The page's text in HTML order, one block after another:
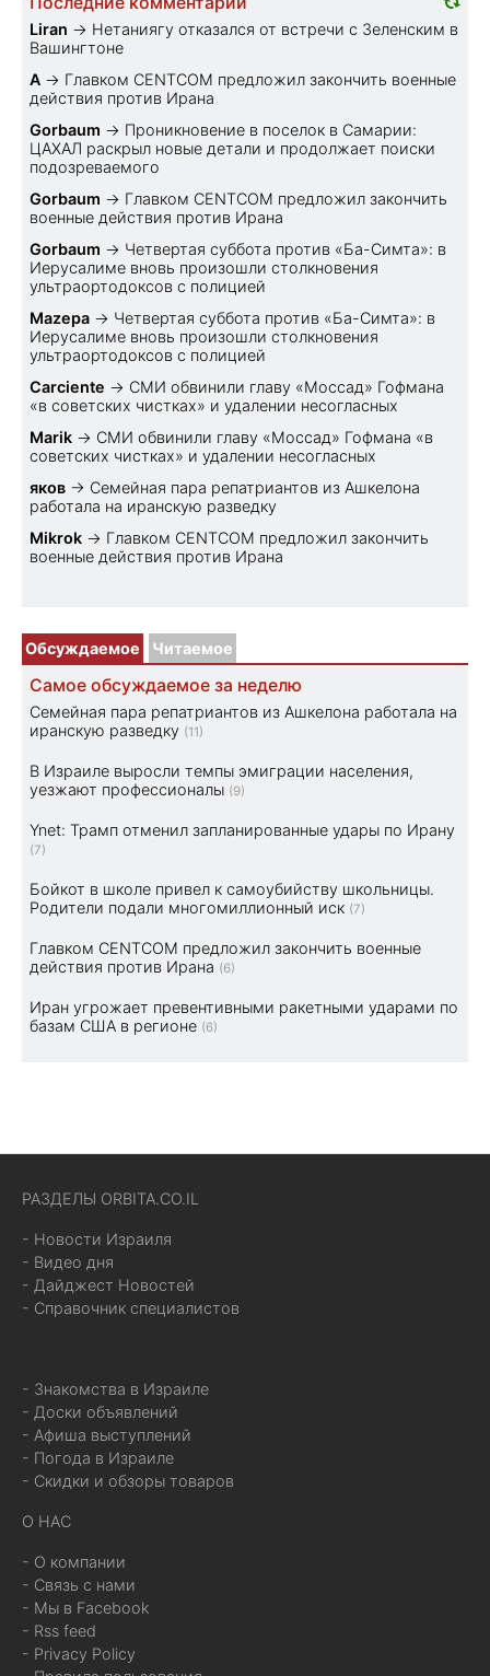
Liran → Нетаниягу отказался от встречи с Зеленским в
Вашингтоне
A → Главком CENTCOM предложил закончить военные
действия против Ирана
Gorbaum → Проникновение в поселок в Самарии:
ЦАХАЛ раскрыл новые детали и продолжает поиски
подозреваемого
Gorbaum → Главком CENTCOM предложил закончить
военные действия против Ирана
Gorbaum → Четвертая суббота против «Ба-Симта»: в
Иерусалиме вновь произошли столкновения
ультраортодоксов с полицией
Mazepa → Четвертая суббота против «Ба-Симта»: в
Иерусалиме вновь произошли столкновения
ультраортодоксов с полицией
Carciente → СМИ обвинили главу «Моссад» Гофмана
«в советских чистках» и удалении несогласных
Marik → СМИ обвинили главу «Моссад» Гофмана «в
советских чистках» и удалении несогласных
яков → Семейная пара репатриантов из Ашкелона
работала на иранскую разведку
Mikrok → Главком CENTCOM предложил закончить
военные действия против Ирана
Обсуждаемое Читаемое
Самое обсуждаемое за неделю
Семейная пара репатриантов из Ашкелона работала на
иранскую разведку (11)
В Израиле выросли темпы эмиграции населения,
уезжают профессионалы (9)
Ynet: Трамп отменил запланированные удары по Ирану
(7)
Бойкот в школе привел к самоубийству школьницы.
Родители подали многомиллионный иск (7)
Главком CENTCOM предложил закончить военные
действия против Ирана (6)
Иран угрожает превентивными ракетными ударами по
базам США в регионе (6)
РАЗДЕЛЫ ORBITA.CO.IL
- Новости Израиля
- Видео дня
- Дайджест Новостей
- Справочник специалистов
- Знакомства в Израиле
- Доски объявлений
- Афиша выступлений
- Погода в Израиле
- Скидки и обзоры товаров
О НАС
- О компании
- Связь с нами
- Мы в Facebook
- Rss feed
- Privacy Policy